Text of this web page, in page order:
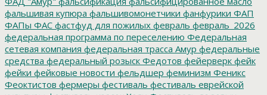
фальшивая купюра фальшивомонетчики фанфурики ФАП
ФАПы ФАС фастфуд для пожилых февраль февраль_2026
федеральная программа по переселению Федеральная
сетевая компания федеральная трасса Амур федеральные
средства федеральный розыск Федотов фейерверк фейк
фейки фейковые новости фельдшер феминизм Феникс
Феоктистов фермеры фестиваль фестиваль еврейской